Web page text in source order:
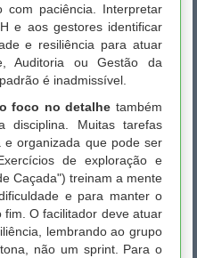
paciência. Interpretar
e aos gestores identificar
e resiliência para atuar
Auditoria ou Gestão da
é inadmissível.
foco no detalhe também
disciplina. Muitas tarefas
e organizada que pode ser
de exploração e
Caçada") treinam a mente
e para manter o
O facilitador deve atuar
lembrando ao grupo
não um sprint. Para o